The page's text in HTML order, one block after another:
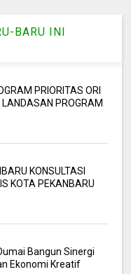
BARU INI
PRIORITAS ORI
PROGRAM
KONSULTASI
KOTA PEKANBARU
Bangun Sinergi
Ekonomi Kreatif